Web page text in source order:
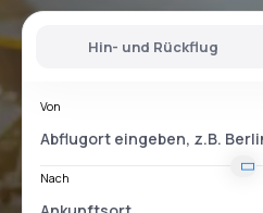
Hin- und Rückflug
Von
Nach